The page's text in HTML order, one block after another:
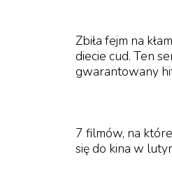
Zbiła fejm na
diecie cud. Ten
gwarantowany
7 filmów, na
się do kina w